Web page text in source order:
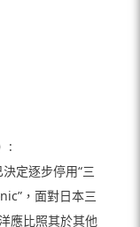
:
定逐步停用“三
，面對日本三
應比照其於其他